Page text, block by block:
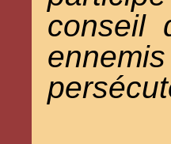
conseil